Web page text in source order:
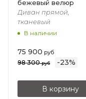
бежевый велюр
Диван прямой,
тканевый
В наличии
75 900 руб
98 300руб -23%
В корзину